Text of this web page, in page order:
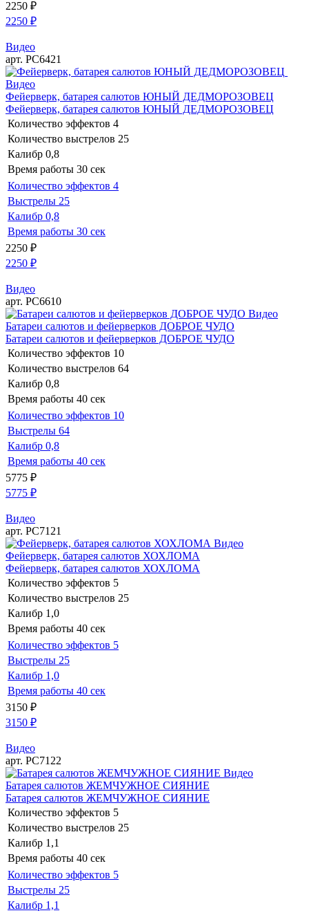
2250 ₽
2250 ₽
Видео
арт. РС6421
Видео
Фейерверк, батарея салютов ЮНЫЙ ДЕДМОРОЗОВЕЦ
Фейерверк, батарея салютов ЮНЫЙ ДЕДМОРОЗОВЕЦ
Количество эффектов 4
Количество выстрелов 25
Калибр 0,8
Время работы 30 сек
Количество эффектов 4
Выстрелы 25
Калибр 0,8
Время работы 30 сек
2250 ₽
2250 ₽
Видео
арт. РС6610
Видео
Батареи салютов и фейерверков ДОБРОЕ ЧУДО
Батареи салютов и фейерверков ДОБРОЕ ЧУДО
Количество эффектов 10
Количество выстрелов 64
Калибр 0,8
Время работы 40 сек
Количество эффектов 10
Выстрелы 64
Калибр 0,8
Время работы 40 сек
5775 ₽
5775 ₽
Видео
арт. РС7121
Видео
Фейерверк, батарея салютов ХОХЛОМА
Фейерверк, батарея салютов ХОХЛОМА
Количество эффектов 5
Количество выстрелов 25
Калибр 1,0
Время работы 40 сек
Количество эффектов 5
Выстрелы 25
Калибр 1,0
Время работы 40 сек
3150 ₽
3150 ₽
Видео
арт. РС7122
Видео
Батарея салютов ЖЕМЧУЖНОЕ СИЯНИЕ
Батарея салютов ЖЕМЧУЖНОЕ СИЯНИЕ
Количество эффектов 5
Количество выстрелов 25
Калибр 1,1
Время работы 40 сек
Количество эффектов 5
Выстрелы 25
Калибр 1,1